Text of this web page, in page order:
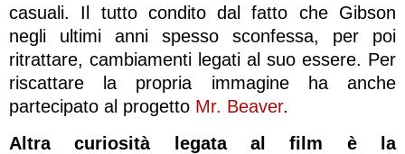
casuali. Il tutto condito dal fatto che Gibson
negli ultimi anni spesso sconfessa, per poi
ritrattare, cambiamenti legati al suo essere. Per
riscattare la propria immagine ha anche
partecipato al progetto Mr. Beaver.
Altra curiosità legata al film è la